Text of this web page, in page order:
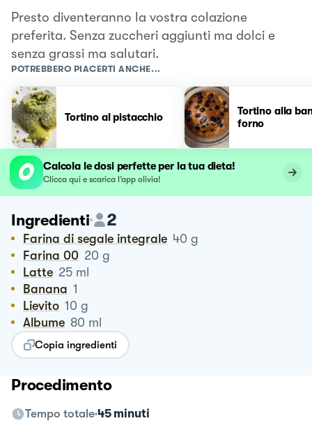
Presto diventeranno la vostra colazione
preferita. Senza zuccheri aggiunti ma dolci e
senza grassi ma salutari.
POTREBBERO PIACERTI ANCHE...
Tortino al pistacchio
Tortino alla
forno
Calcola le dosi perfette per la tua dieta!
Clicca qui e scarica l’app olivia!
Ingredienti 2
Farina di segale integrale 40 g
Farina 00 20 g
Latte 25 ml
Banana 1
Lievito 10 g
Albume 80 ml
Copia ingredienti
Procedimento
Tempo totale 45 minuti